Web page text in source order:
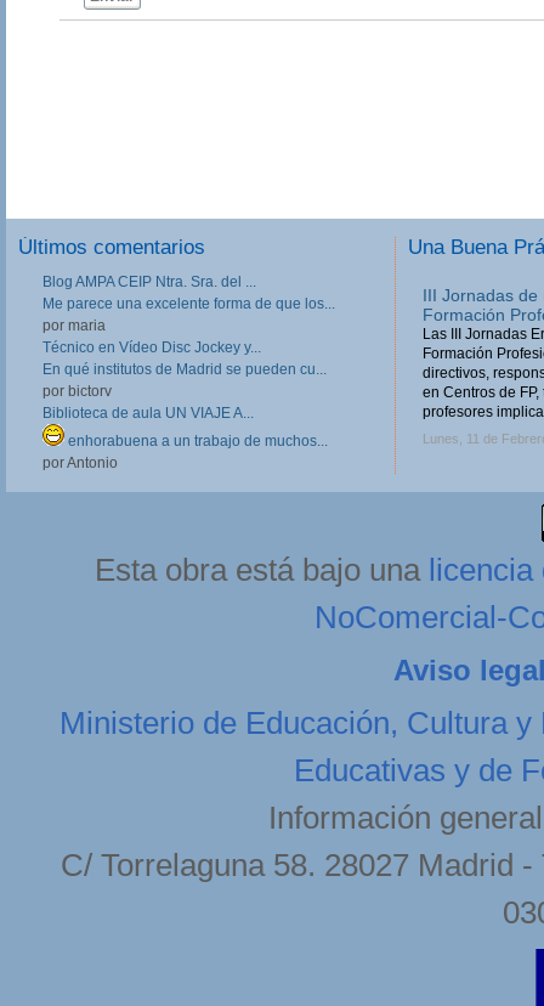
Últimos comentarios
Blog AMPA CEIP Ntra. Sra. del ...
Me parece una excelente forma de que los...
por maria
Técnico en Vídeo Disc Jockey y...
En qué institutos de Madrid se pueden cu...
por bictorv
Biblioteca de aula UN VIAJE A...
enhorabuena a un trabajo de muchos...
por Antonio
Una Buena
III Jornadas
Formación
Las III Jornadas
Formación
directivos,
en Centros de
profesores
Lunes, 11 de
Esta obra está bajo una licencia
NoComercial-
Aviso
Ministerio de Educación, Cultura y
Educativas y de
Información
C/ Torrelaguna 58. 28027 Madrid